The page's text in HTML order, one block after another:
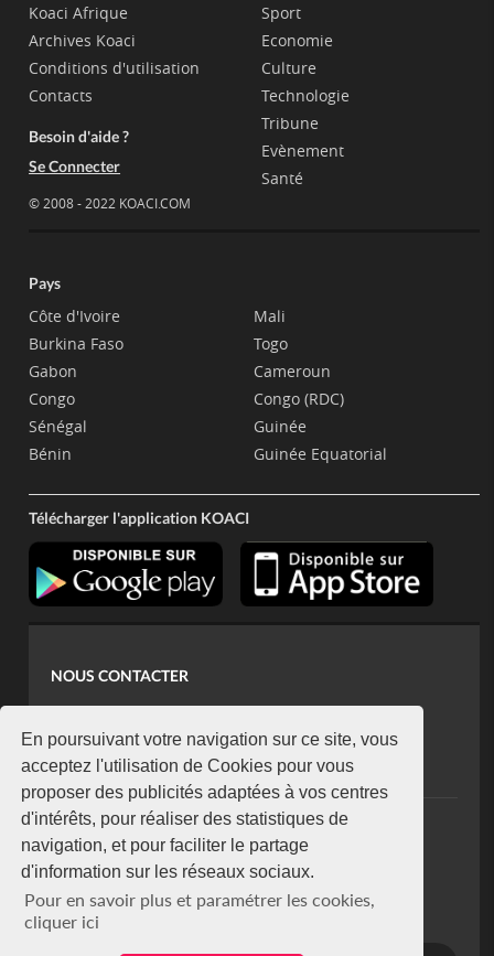
En poursuivant votre navigation sur ce site, vous
acceptez l'utilisation de Cookies pour vous
proposer des publicités adaptées à vos centres
d'intérêts, pour réaliser des statistiques de
navigation, et pour faciliter le partage
d'information sur les réseaux sociaux.
Pour en savoir plus et paramétrer les cookies,
cliquer ici
Koaci Afrique
Archives Koaci
Conditions d'utilisation
Contacts
Besoin d'aide ?
Se Connecter
© 2008 - 2022 KOACI.COM
Sport
Economie
Culture
Technologie
Tribune
Evènement
Santé
Pays
Côte d'Ivoire
Burkina Faso
Gabon
Congo
Sénégal
Bénin
Mali
Togo
Cameroun
Congo (RDC)
Guinée
Guinée Equatorial
Télécharger l'application KOACI
NOUS CONTACTER
koaci@yahoo.fr
+225 07 08 85 52 93
NEWSLETTER
Restez connecté via notre newsletter
S'abonner
Se désabonner